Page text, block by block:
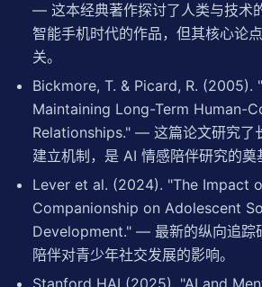
            },
"factors": [
"是否包含暴力
"是否涉及敏感
"是否有明确的
            },
"transparency": {
"description":
"factors": [
"是否明确声
— 这本经典著作探讨了人类与技术
智能手机时代的作品，但其核心论
关。
Bickmore, T. & Picard, R. (2005).
Maintaining Long-Term Human-
Relationships." — 这篇论文研究了
建立机制，是 AI 情感陪伴研究的奠
Lever et al. (2024). "The Impact
Companionship on Adolescent
Development." — 最新的纵向追踪
陪伴对青少年社交发展的影响。
Stanford HAI (2025). "AI and